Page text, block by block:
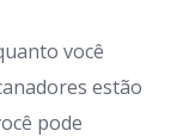
você
estão
pode